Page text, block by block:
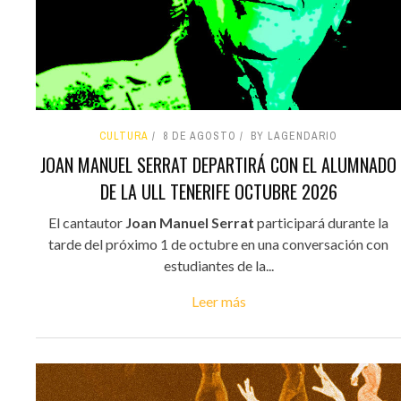
CULTURA 8 DE AGOSTO BY LAGENDARIO
JOAN MANUEL SERRAT DEPARTIRÁ CON EL ALUMNADO
DE LA ULL TENERIFE OCTUBRE 2026
El cantautor Joan Manuel Serrat participará durante la
tarde del próximo 1 de octubre en una conversación con
estudiantes de la...
Leer más